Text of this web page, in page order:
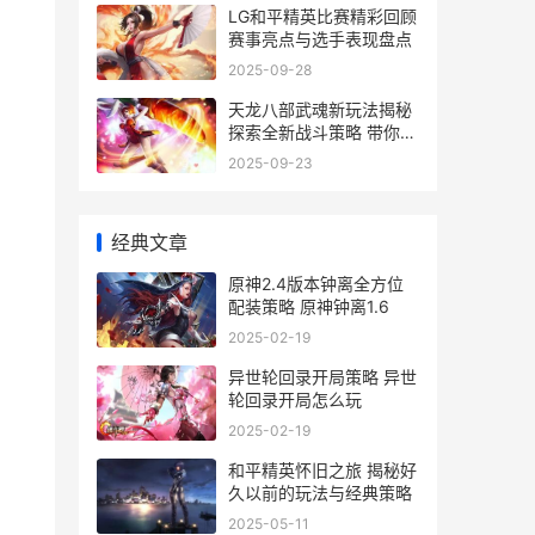
LG和平精英比赛精彩回顾
赛事亮点与选手表现盘点
2025-09-28
天龙八部武魂新玩法揭秘
探索全新战斗策略 带你领
略武魂魅力
2025-09-23
经典文章
原神2.4版本钟离全方位
配装策略 原神钟离1.6
2025-02-19
异世轮回录开局策略 异世
轮回录开局怎么玩
2025-02-19
和平精英怀旧之旅 揭秘好
久以前的玩法与经典策略
2025-05-11